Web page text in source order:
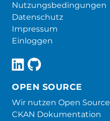
Nutzungsbedingungen
Datenschutz
Impressum
Einloggen
OPEN SOURCE
Wir nutzen Open Source
CKAN Dokumentation